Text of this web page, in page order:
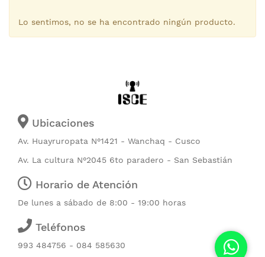
Lo sentimos, no se ha encontrado ningún producto.
Ubicaciones
Av. Huayruropata N°1421 - Wanchaq - Cusco
Av. La cultura N°2045 6to paradero - San Sebastián
Horario de Atención
De lunes a sábado de 8:00 - 19:00 horas
Teléfonos
993 484756 - 084 585630